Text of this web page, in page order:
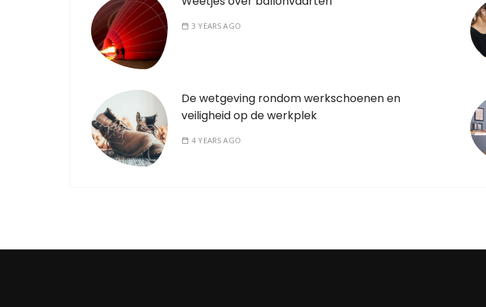
3 YEARS AGO
De wetgeving rondom werkschoenen en
veiligheid op de werkplek
4 YEARS AGO